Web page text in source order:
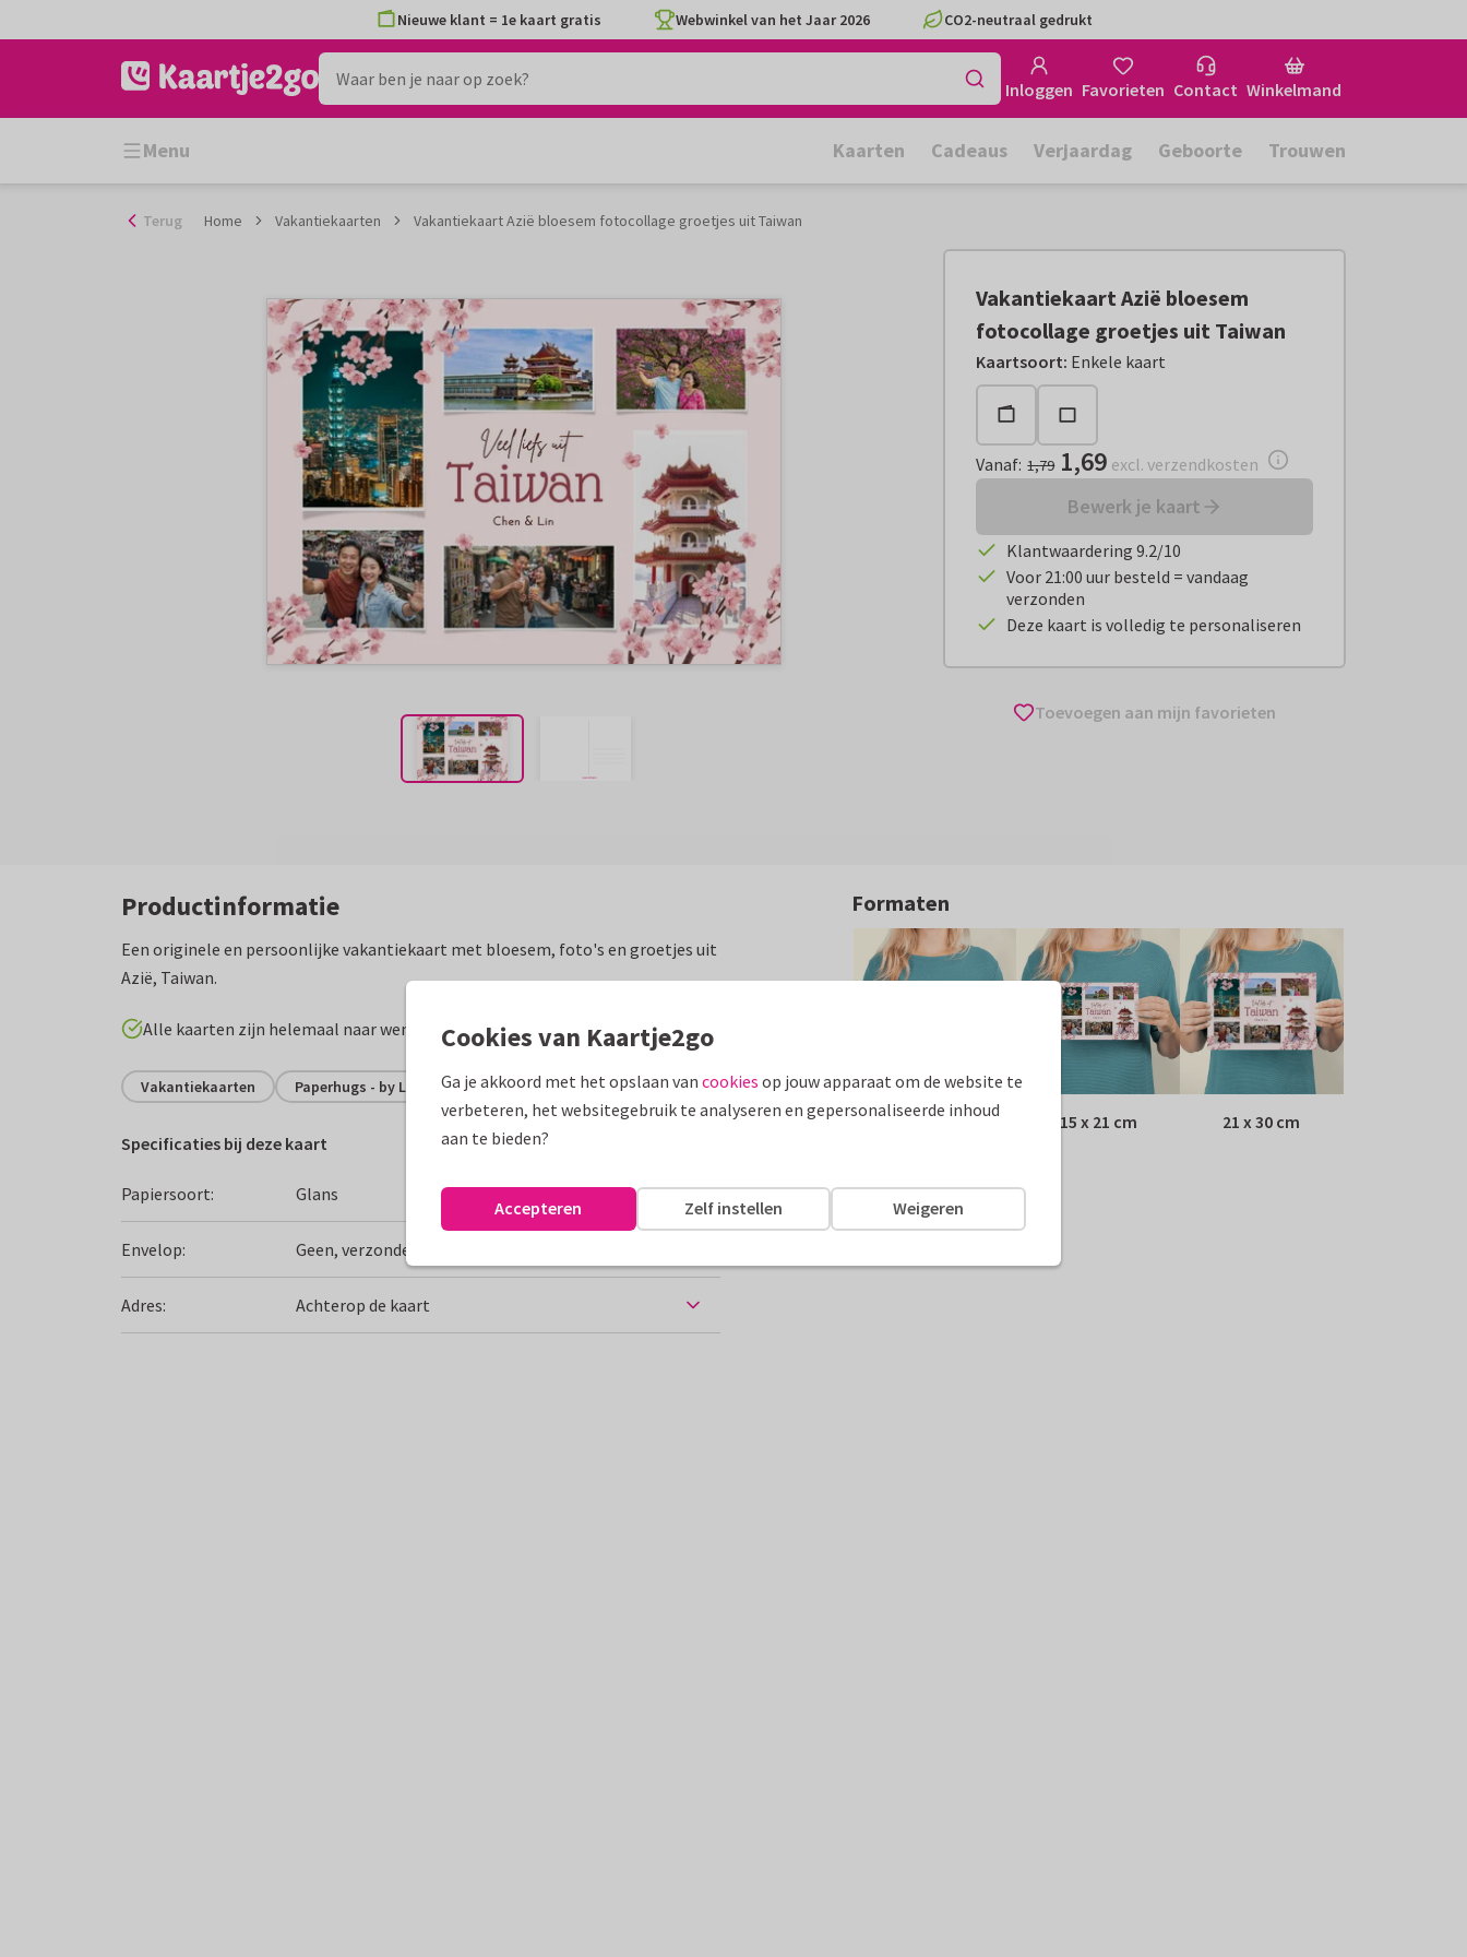
naar
Nieuwe klant = 1e kaart gratis Webwinkel van het Jaar 2026 CO2-neutraal gedrukt
Inloggen Favorieten Contact Winkelmand
Menu Kaarten Cadeaus Verjaardag Geboorte Trouwen
Terug Home Vakantiekaarten Vakantiekaart Azië bloesem fotocollage groetjes uit Taiwan
Vakantiekaart Azië bloesem
fotocollage groetjes uit Taiwan
Kaartsoort: Enkele kaart
Vanaf:€ 1,69 excl. verzendkosten
Vanaf: 1,79 1,69 excl. verzendkosten
Bewerk je kaart
Klantwaardering 9.2/10
Voor 21:00 uur besteld = vandaag
verzonden
Deze kaart is volledig te personaliseren
Toevoegen aan mijn favorieten
Productinformatie
Een originele en persoonlijke vakantiekaart met bloesem, foto's en groetjes uit
Azië, Taiwan.
Alle kaarten zijn helemaal naar wens aan te passen
Vakantiekaarten Paperhugs - by Lidy Groeten uit...
Specificaties bij deze kaart
Papiersoort: Glans
Envelop: Geen, verzonden als ansichtkaart
Adres: Achterop de kaart
Formaten
10 x 15 cm 15 x 21 cm 21 x 30 cm
Cookies van Kaartje2go
Ga je akkoord met het opslaan van cookies op jouw apparaat om de website te
verbeteren, het websitegebruik te analyseren en gepersonaliseerde inhoud
aan te bieden?
Weigeren
Zelf instellen
Accepteren